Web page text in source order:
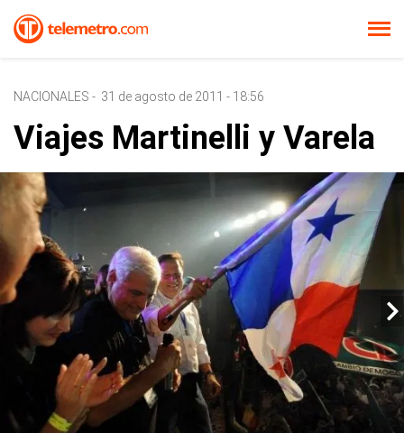
NACIONALES - 31 de agosto de 2011 - 18:56
Viajes Martinelli y Varela